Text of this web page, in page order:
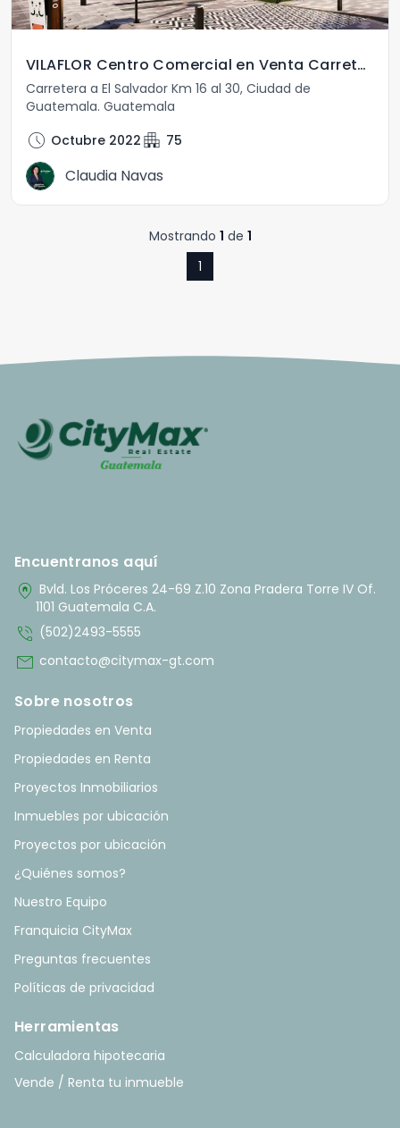
VILAFLOR Centro Comercial en Venta Carretera El Salvador
Carretera a El Salvador Km 16 al 30, Ciudad de
Guatemala. Guatemala
schedule Octubre 2022 apartment 75
Claudia Navas
Mostrando 1 de 1
1
Encuentranos aquí
home_pin Bvld. Los Próceres 24-69 Z.10 Zona Pradera Torre IV Of.
1101 Guatemala C.A.
phone_in_talk (502)2493-5555
mail contacto@citymax-gt.com
Sobre nosotros
Propiedades en Venta
Propiedades en Renta
Proyectos Inmobiliarios
Inmuebles por ubicación
Proyectos por ubicación
¿Quiénes somos?
Nuestro Equipo
Franquicia CityMax
Preguntas frecuentes
Políticas de privacidad
Herramientas
Calculadora hipotecaria
Vende / Renta tu inmueble